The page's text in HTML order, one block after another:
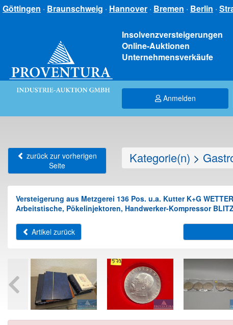
Göttingen · Braunschweig · Hannover · Bremen · Berlin ·
Insolvenzversteigerungen
Online-Auktionen
Unternehmensverkäufe
Anmelden
zurück zur vorherigen
Seite
Kategorie(n) >
Versteigerung aus Metzgerei 136 Pos. u.a. Kutter K+G
Arbeitstische, Pökelinjektoren, Handwerker-Kompressor
Artikel zurück